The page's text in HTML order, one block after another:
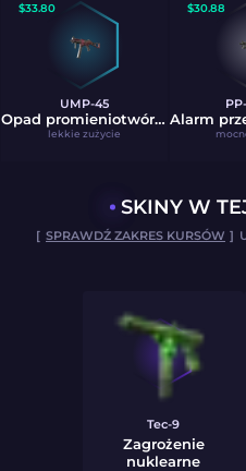
$33.80
UMP-45
Opad promieniotwórczy
lekkie zużycie
$30.88
SKINY W
[ SPRAWDŹ ZAKRES KURSÓW ]
Tec-9
Zagrożenie
nuklearne